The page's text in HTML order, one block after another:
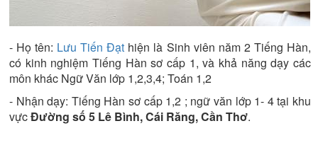
- Họ tên: Lưu Tiến Đạt hiện là Sinh viên năm 2 Tiếng Hàn,
có kinh nghiệm Tiếng Hàn sơ cấp 1, và khả năng dạy các
môn khác Ngữ Văn lớp 1,2,3,4; Toán 1,2
- Nhận dạy: Tiếng Hàn sơ cấp 1,2 ; ngữ văn lớp 1- 4tại khu
vựcĐường số 5 Lê Bình, Cái Răng, Cần Thơ.